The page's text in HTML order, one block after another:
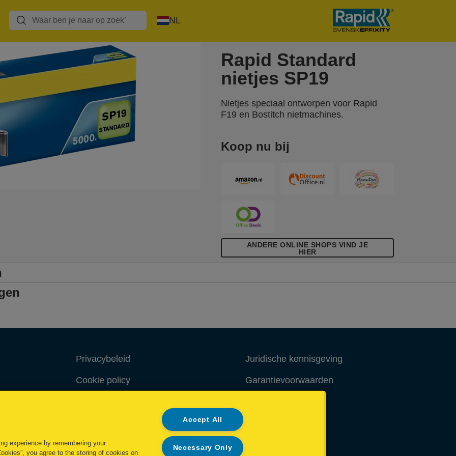
NL
Rapid Standard
nietjes SP19
Nietjes speciaal ontworpen voor Rapid
F19 en Bostitch nietmachines.
Koop nu bij
ANDERE ONLINE SHOPS VIND JE
HIER
Privacybeleid
Cookie policy
Conformiteitsverklaringen
Juridische kennisgeving
Garantievoorwaarden
experience by remembering your
you agree to the storing of cookies on
Accept All
Necessary Only